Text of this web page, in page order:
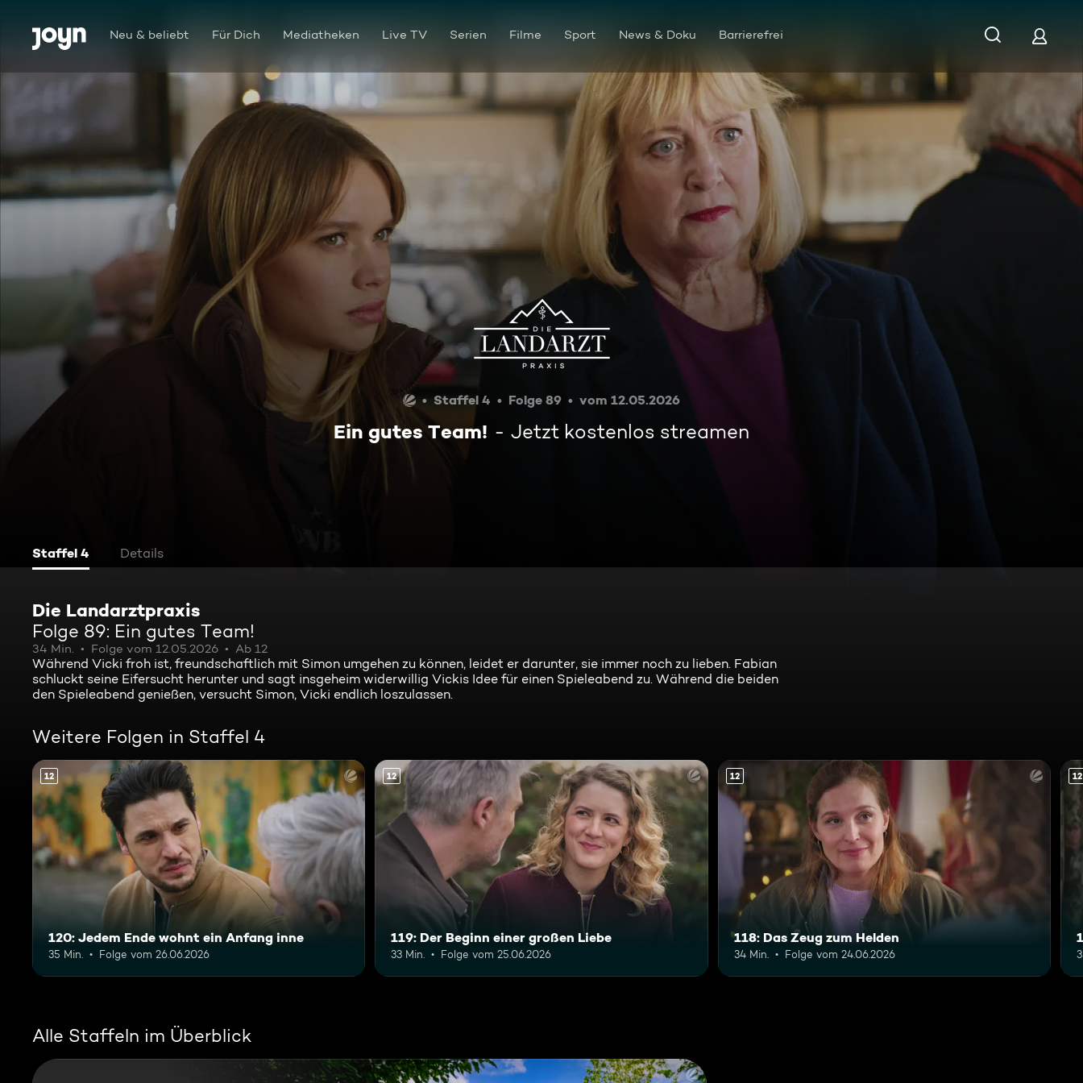
Zum Inhalt springen
Barrierefrei Neu & beliebt Für Dich Mediatheken Live TV Serien Filme Sport News & Doku Barrierefrei
Ein gutes Team!
Staffel 4 Folge 89 vom 12.05.2026
Ein gutes Team! Jetzt kostenlos streamen
Staffel 4 Details
Die Landarztpraxis
Folge 89: Ein gutes Team!
34 Min. Folge vom 12.05.2026 Ab 12
Während Vicki froh ist, freundschaftlich mit Simon umgehen zu können, leidet er darunter, sie immer noch zu lieben. Fabian
schluckt seine Eifersucht herunter und sagt insgeheim widerwillig Vickis Idee für einen Spieleabend zu. Während die beiden
den Spieleabend genießen, versucht Simon, Vicki endlich loszulassen.
Weitere Folgen in Staffel 4
12
120: Jedem Ende wohnt ein Anfang inne
35 Min. Folge vom 26.06.2026
12
119: Der Beginn einer großen Liebe
33 Min. Folge vom 25.06.2026
12
118: Das Zeug zum Helden
34 Min. Folge vom 24.06.2026
12
Alle Staffeln im Überblick